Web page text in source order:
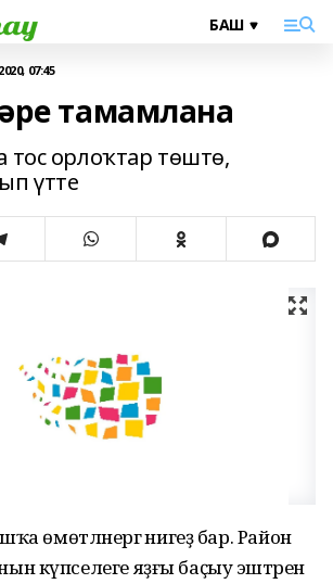
07:45
тамамлана
тос орлоҡтар төштө,
үтте
өмөтләнергә нигеҙ бар. Район
күпселеге яҙғы баҫыу эштәрен